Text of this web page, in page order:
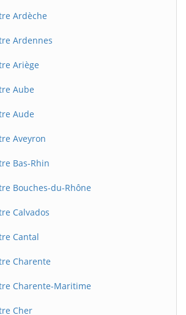
Ardèche
Ardennes
Ariège
Aube
Aude
Aveyron
Bas-Rhin
Bouches-du-Rhône
Calvados
Cantal
Charente
Charente-Maritime
Cher